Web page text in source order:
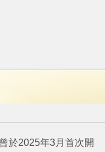
於2025年3月首次開